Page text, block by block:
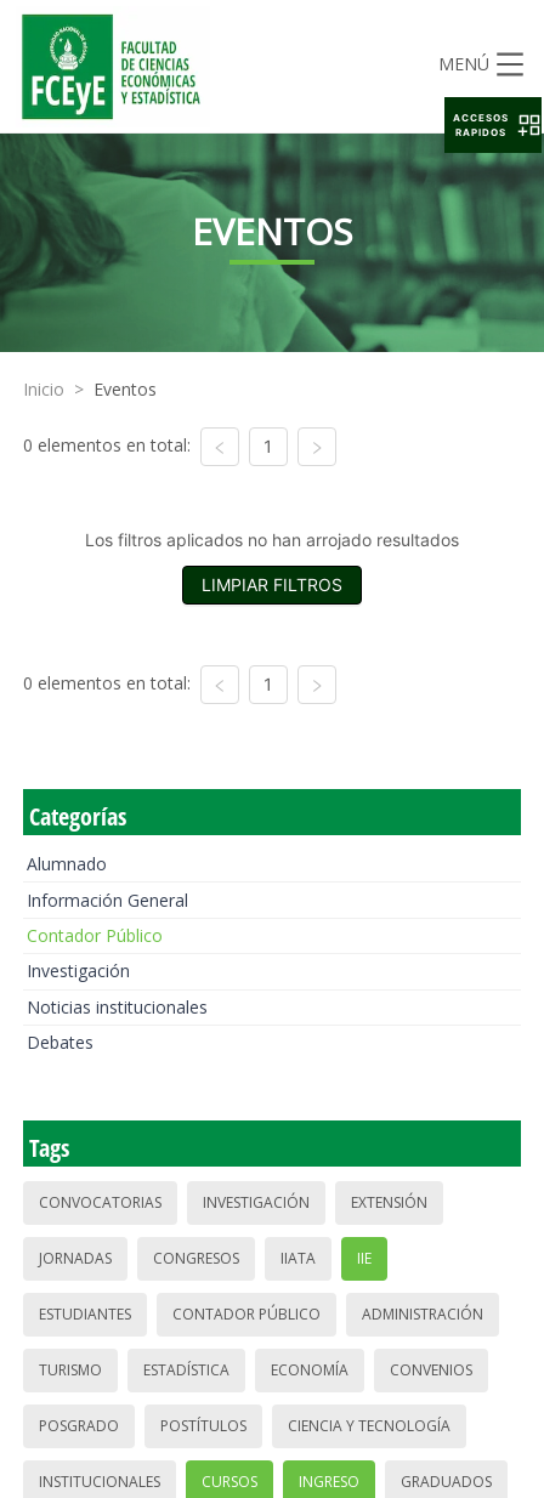
MENÚ
EVENTOS
Inicio > Eventos
0 elementos en total: 1
Los filtros aplicados no han arrojado resultados
LIMPIAR FILTROS
0 elementos en total: 1
Categorías
Alumnado
Información General
Contador Público
Investigación
Noticias institucionales
Debates
Tags
CONVOCATORIAS INVESTIGACIÓN EXTENSIÓN
JORNADAS CONGRESOS IIATA IIE
ESTUDIANTES CONTADOR PÚBLICO ADMINISTRACIÓN
TURISMO ESTADÍSTICA ECONOMÍA CONVENIOS
POSGRADO POSTÍTULOS CIENCIA Y TECNOLOGÍA
INSTITUCIONALES CURSOS INGRESO GRADUADOS
ACCESOS
RAPIDOS